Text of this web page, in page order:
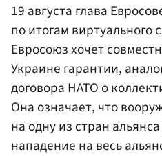
19 августа глава
по итогам виртуального
Евросоюз хочет
Украине гарантии,
договора НАТО о
Она означает, что
на одну из стран
нападение на весь